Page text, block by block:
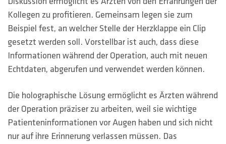
Kollegen zu profitieren. Gemeinsam legen sie zum
Beispiel fest, an welcher Stelle der Herzklappe ein Clip
gesetzt werden soll. Vorstellbar ist auch, dass diese
Informationen während der Operation, auch mit neuen
Echtdaten, abgerufen und verwendet werden können.
Die holographische Lösung ermöglicht es Ärzten während
der Operation präziser zu arbeiten, weil sie wichtige
Patienteninformationen vor Augen haben und sich nicht
nur auf ihre Erinnerung verlassen müssen. Das